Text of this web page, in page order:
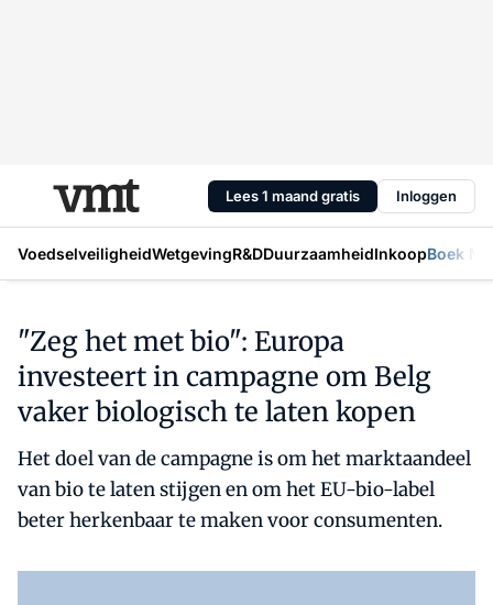
Lees 1 maand gratis Inloggen
VoedselveiligheidWetgevingR&DDuurzaamheidInkoopBoek
"Zeg het met bio": Europa
investeert in campagne om Belg
vaker biologisch te laten kopen
Het doel van de campagne is om het marktaandeel
van bio te laten stijgen en om het EU-bio-label
beter herkenbaar te maken voor consumenten.